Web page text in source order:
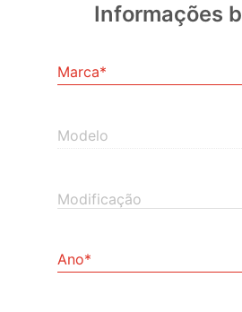
Informações
Marca*
Modelo
Modificação
Ano*